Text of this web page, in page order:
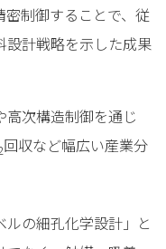
制御することで、従
設計戦略を示した成果
次構造制御を通じ
回収など幅広い産業分
の細孔化学設計」と